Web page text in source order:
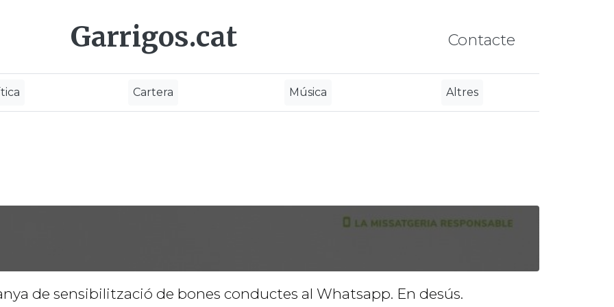
Garrigos.cat Contacte
Cartera Música Altres
de sensibilització de bones conductes al Whatsapp. En desús.